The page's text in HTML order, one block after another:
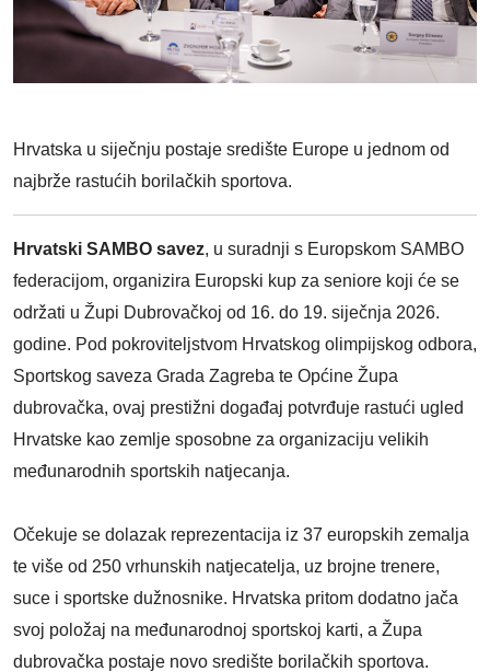
Hrvatska u siječnju postaje središte Europe u jednom od
najbrže rastućih borilačkih sportova.
Hrvatski SAMBO savez, u suradnji s Europskom SAMBO
federacijom, organizira Europski kup za seniore koji će se
održati u Župi Dubrovačkoj od 16. do 19. siječnja 2026.
godine. Pod pokroviteljstvom Hrvatskog olimpijskog odbora,
Sportskog saveza Grada Zagreba te Općine Župa
dubrovačka, ovaj prestižni događaj potvrđuje rastući ugled
Hrvatske kao zemlje sposobne za organizaciju velikih
međunarodnih sportskih natjecanja.
Očekuje se dolazak reprezentacija iz 37 europskih zemalja
te više od 250 vrhunskih natjecatelja, uz brojne trenere,
suce i sportske dužnosnike. Hrvatska pritom dodatno jača
svoj položaj na međunarodnoj sportskoj karti, a Župa
dubrovačka postaje novo središte borilačkih sportova.